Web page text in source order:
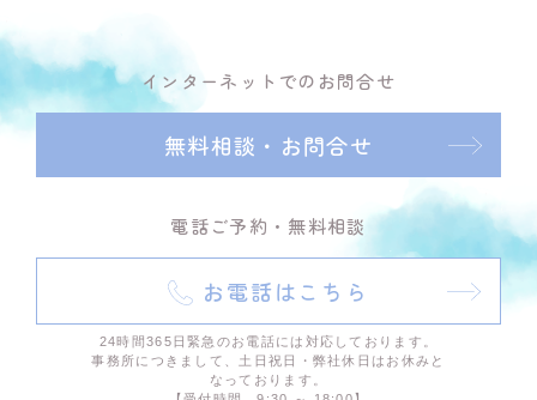
インターネットでのお問合せ
無料相談・お問合せ
電話ご予約・無料相談
お電話はこちら
24時間365日緊急のお電話には対応しております。
事務所につきまして、土日祝日・弊社休日はお休みと
なっております。